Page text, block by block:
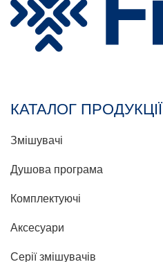
КАТАЛОГ ПРОДУКЦІЇ
Змішувачі
Душова програма
Комплектуючі
Аксесуари
Серії змішувачів